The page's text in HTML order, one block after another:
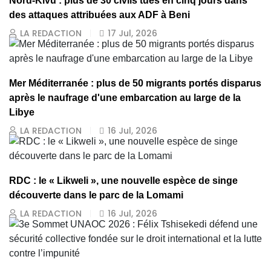
des attaques attribuées aux ADF à Beni
LA REDACTION 17 Jul, 2026
Mer Méditerranée : plus de 50 migrants portés disparus
après le naufrage d'une embarcation au large de la
Libye
LA REDACTION 16 Jul, 2026
RDC : le « Likweli », une nouvelle espèce de singe
découverte dans le parc de la Lomami
LA REDACTION 16 Jul, 2026